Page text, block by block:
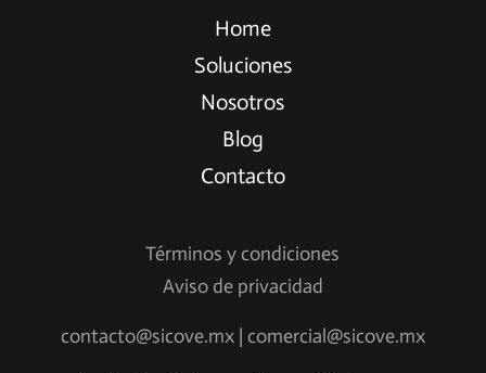
Home
Soluciones
Nosotros
Blog
Contacto
Términos y condiciones
Aviso de privacidad
contacto@sicove.mx | comercial@sicove.mx